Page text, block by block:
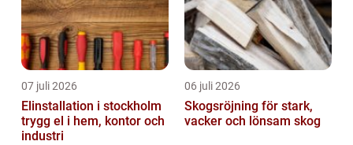
07 juli 2026
Elinstallation i stockholm
trygg el i hem, kontor och
industri
06 juli 2026
Skogsröjning för stark,
vacker och lönsam skog